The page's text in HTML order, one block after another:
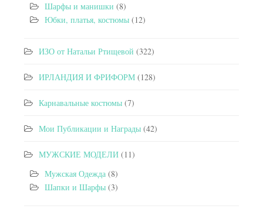
Шарфы и манишки (8)
Юбки, платья, костюмы (12)
ИЗО от Натальи Ртищевой (322)
ИРЛАНДИЯ И ФРИФОРМ (128)
Карнавальные костюмы (7)
Мои Публикации и Награды (42)
МУЖСКИЕ МОДЕЛИ (11)
Мужская Одежда (8)
Шапки и Шарфы (3)